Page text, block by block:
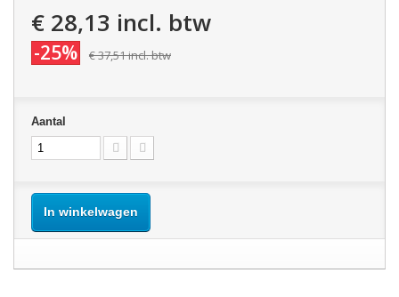
€ 28,13 incl. btw
-25% € 37,51incl. btw
Aantal
In winkelwagen